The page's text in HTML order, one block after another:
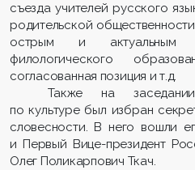
съезда учителей русского
родительской
острым и актуальным
филологического
согласованная позиция и т.д.
Также на
по культуре был избран
словесности. В него вошли
и Первый Вице-президент
Олег Поликарпович Ткач.